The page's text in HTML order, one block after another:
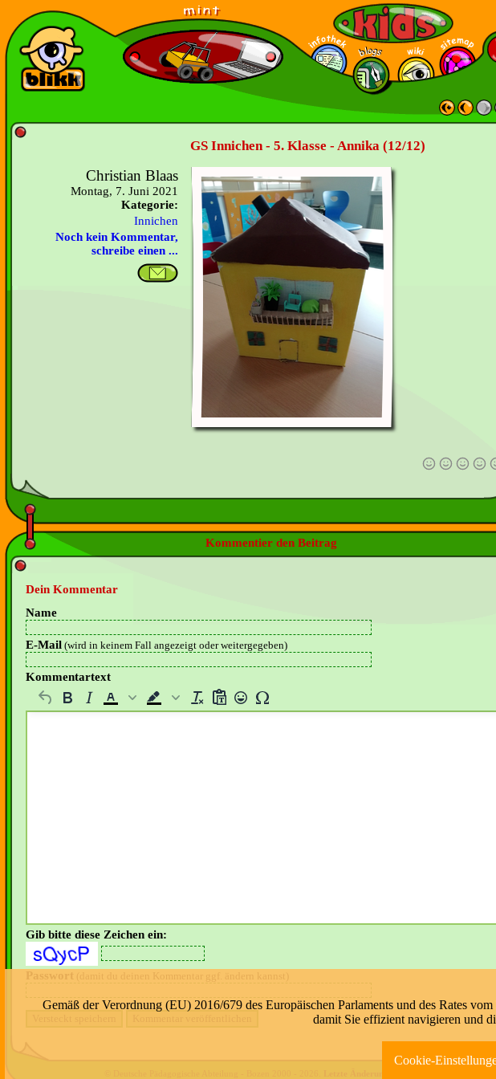
GS Innichen - 5. Klasse - Annika (12/12)
Christian Blaas
Montag, 7. Juni 2021
Kategorie:
Innichen
Noch kein Kommentar,
schreibe einen ...
Kommentier den Beitrag
Dein Kommentar
Name
E-Mail (wird in keinem Fall angezeigt oder weitergegeben)
Kommentartext
Gib bitte diese Zeichen ein:
Passwort (damit du deinen Kommentar ggf. ändern kannst)
Gemäß der Verordnung (EU) 2016/679 des Europäischen Parlaments und des Rates
damit Sie effizient navigieren und
Cookie-